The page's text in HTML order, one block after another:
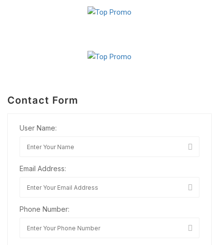
Contact Form
User Name:
Email Address:
Phone Number: